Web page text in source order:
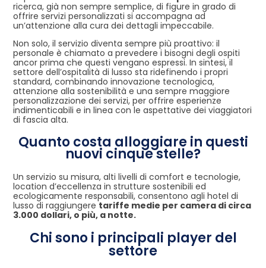
ricerca, già non sempre semplice, di figure in grado di
offrire servizi personalizzati si accompagna ad
un’attenzione alla cura dei dettagli impeccabile.
Non solo, il servizio diventa sempre più proattivo: il
personale è chiamato a prevedere i bisogni degli ospiti
ancor prima che questi vengano espressi. In sintesi, il
settore dell’ospitalità di lusso sta ridefinendo i propri
standard, combinando innovazione tecnologica,
attenzione alla sostenibilità e una sempre maggiore
personalizzazione dei servizi, per offrire esperienze
indimenticabili e in linea con le aspettative dei viaggiatori
di fascia alta.
Quanto costa alloggiare in questi
nuovi cinque stelle?
Un servizio su misura, alti livelli di comfort e tecnologie,
location d’eccellenza in strutture sostenibili ed
ecologicamente responsabili, consentono agli hotel di
lusso di raggiungere tariffe medie per camera di circa
3.000 dollari, o più, a notte.
Chi sono i principali player del
settore